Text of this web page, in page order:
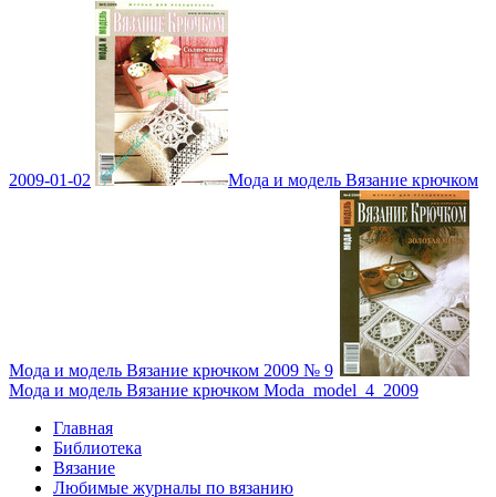
2009-01-02 Мода и модель Вязание крючком
Мода и модель Вязание крючком 2009 № 9
Мода и модель Вязание крючком Moda_model_4_2009
Главная
Библиотека
Вязание
Любимые журналы по вязанию